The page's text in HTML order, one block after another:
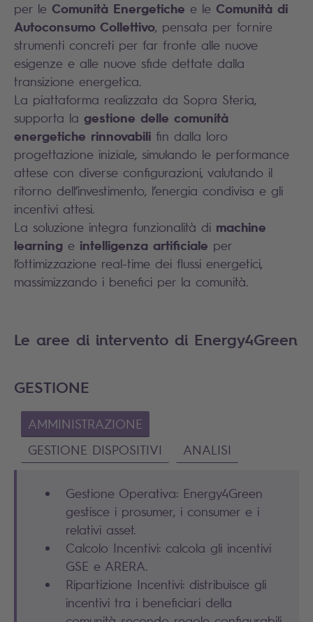
per le Comunità Energetiche e le Comunità di
Autoconsumo Collettivo, pensata per fornire
strumenti concreti per far fronte alle nuove
esigenze e alle nuove sfide dettate dalla
transizione energetica.
La piattaforma realizzata da Sopra Steria,
supporta la gestione delle comunità
energetiche rinnovabili fin dalla loro
progettazione iniziale, simulando le performance
attese con diverse configurazioni, valutando il
ritorno dell’investimento, l’energia condivisa e gli
incentivi attesi.
La soluzione integra funzionalità di machine
learning e intelligenza artificiale per
l’ottimizzazione real-time dei flussi energetici,
massimizzando i benefici per la comunità.
Le aree di intervento di Energy4Green
GESTIONE
AMMINISTRAZIONE
GESTIONE DISPOSITIVI
ANALISI
Gestione Operativa: Energy4Green
gestisce i prosumer, i consumer e i
relativi asset.
Calcolo Incentivi: calcola gli incentivi
GSE e ARERA.
Ripartizione Incentivi: distribuisce gli
incentivi tra i beneficiari della